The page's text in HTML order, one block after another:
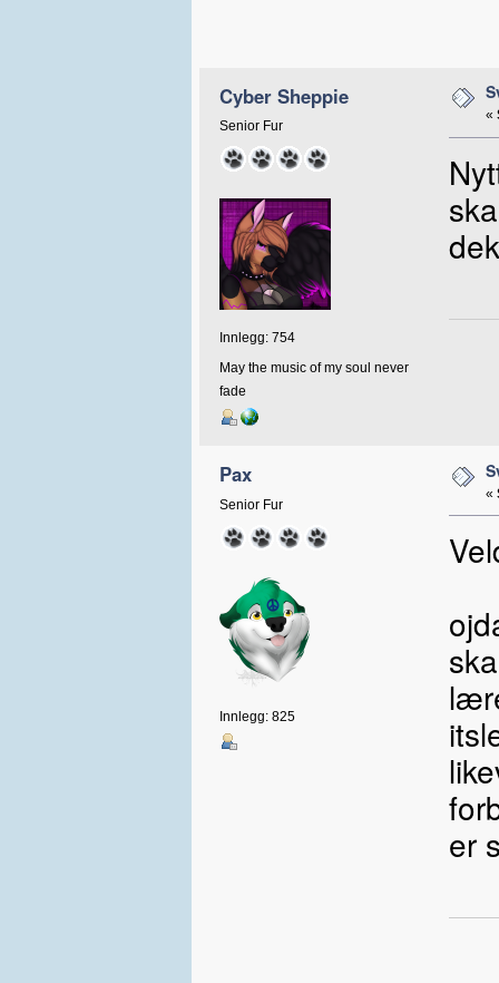
Cyber Sheppie
Senior Fur
Innlegg: 754
May the music of my soul never
fade
«
Pax
Senior Fur
Innlegg: 825
«
er